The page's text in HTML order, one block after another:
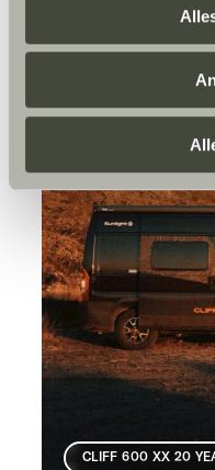
zusammenführen.
Datenschutzerklärung
einzelne Cookies/
erteilen Sie uns Ihre
Daten zu den
freiwillig, für den
und kann jederzeit
werden. Klicken Sie
notwendigen Cookies
den störungsfreien
Ermöglichung der
CLIFF 600 XX 20